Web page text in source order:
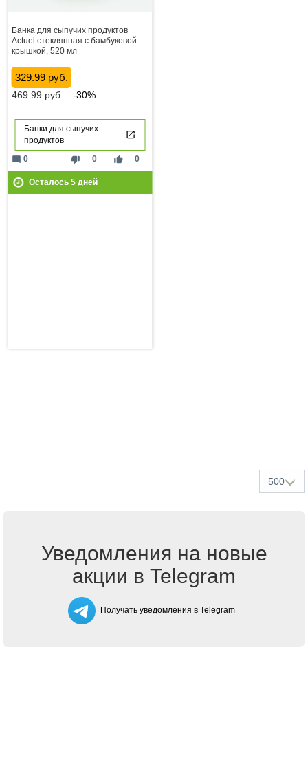
Банка для сыпучих продуктов
Actuel стеклянная с бамбуковой
крышкой, 520 мл
329.99 руб.
469.99руб. -30%
Банки для сыпучих
продуктов
thumb_down 0 thumb_up 0
mode_comment 0
Осталось 5дней
500
Уведомления на новые
акции в Telegram
Получать уведомления в Telegram